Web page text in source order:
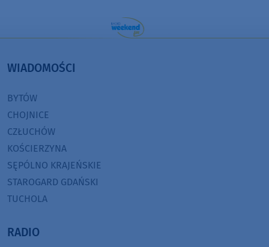
WIADOMOŚCI
BYTÓW
CHOJNICE
CZŁUCHÓW
KOŚCIERZYNA
SĘPÓLNO KRAJEŃSKIE
STAROGARD GDAŃSKI
TUCHOLA
RADIO